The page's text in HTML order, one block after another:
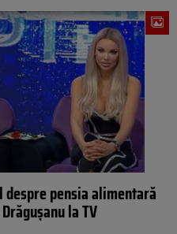
pensia alimentară
la TV